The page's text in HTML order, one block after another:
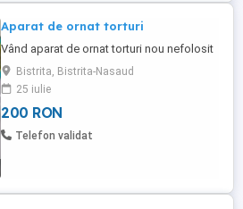
Aparat de ornat torturi
Vând aparat de ornat torturi nou nefolosit
Bistrita, Bistrita-Nasaud
25 iulie
200 RON
Telefon validat